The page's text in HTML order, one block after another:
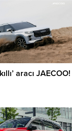
aracı JAECOO!